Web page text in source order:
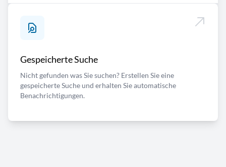
Gespeicherte Suche
Nicht gefunden was Sie suchen? Erstellen Sie eine
gespeicherte Suche und erhalten Sie automatische
Benachrichtigungen.